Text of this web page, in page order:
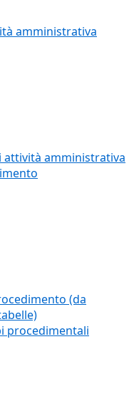
amministrativa
attività amministrativa
(da
procedimentali